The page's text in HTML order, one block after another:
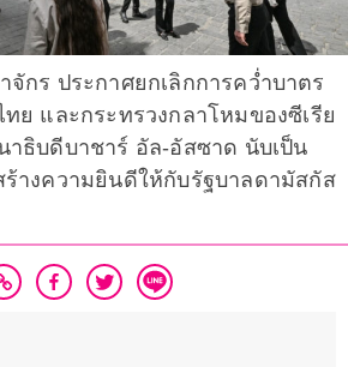
กร ประกาศยกเลิกการคว่ำบาตร
ย และกระทรวงกลาโหมของซีเรีย
ธิบดีบาชาร์ อัล-อัสซาด นับเป็น
างความยินดีให้กับรัฐบาลดามัสกัส